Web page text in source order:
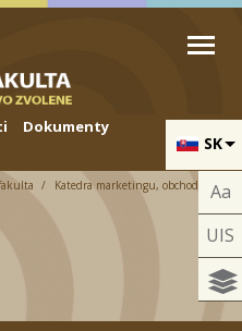
SK
Dokumenty
Aa
UIS
Katedra marketingu, obchodu a